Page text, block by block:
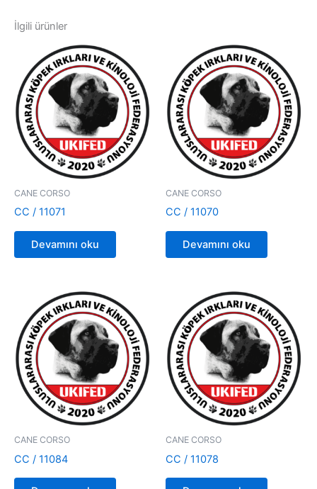
İlgili ürünler
CANE CORSO
CC / 11071
Devamını oku
CANE CORSO
CC / 11070
Devamını oku
CANE CORSO
CC / 11084
CANE CORSO
CC / 11078